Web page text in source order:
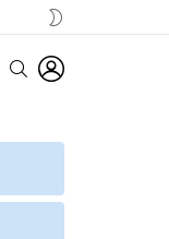
SKIN
SEARCH